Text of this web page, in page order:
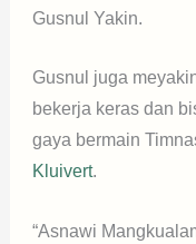
Gusnul Yakin.
Gusnul juga
bekerja keras dan
gaya bermain
Kluivert.
“Asnawi